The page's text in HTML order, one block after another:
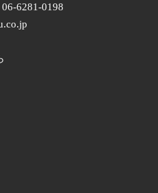
6281-0198